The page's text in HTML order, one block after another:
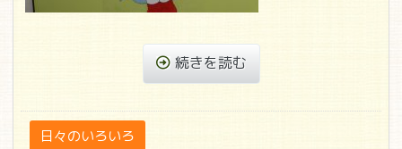
続きを読む
日々のいろいろ